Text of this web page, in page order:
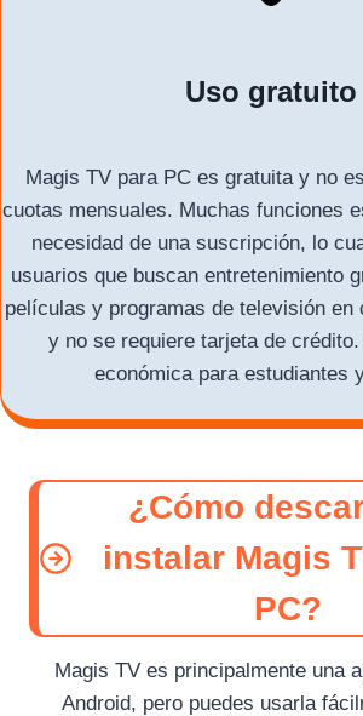
Uso gratuito
Magis TV para PC es gratuita y no
cuotas mensuales. Muchas funciones
necesidad de una suscripción, lo
usuarios que buscan entretenimiento
películas y programas de televisión en
y no se requiere tarjeta de
económica para estudiantes
¿Cómo
instalar Magis
PC?
Magis TV es principalmente una
Android, pero puedes usarla